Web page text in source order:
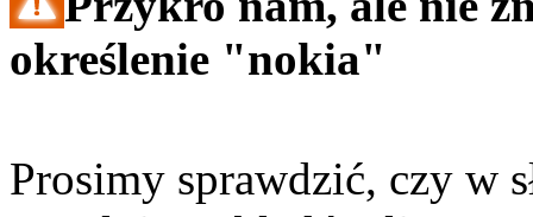
określenie "nokia"
Prosimy sprawdzić, czy w